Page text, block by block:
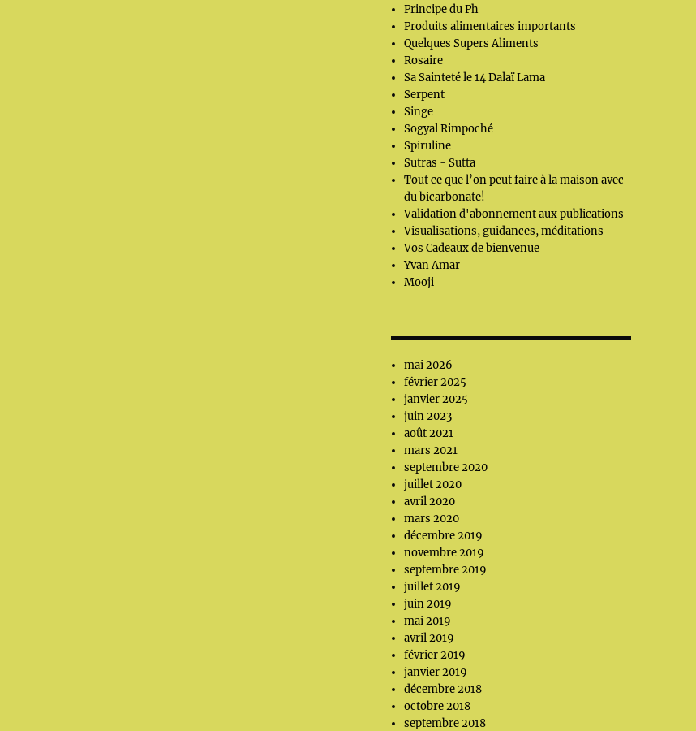
Principe du Ph
Produits alimentaires importants
Quelques Supers Aliments
Rosaire
Sa Sainteté le 14 Dalaï Lama
Serpent
Singe
Sogyal Rimpoché
Spiruline
Sutras - Sutta
Tout ce que l’on peut faire à la maison avec
du bicarbonate!
Validation d'abonnement aux publications
Visualisations, guidances, méditations
Vos Cadeaux de bienvenue
Yvan Amar
Mooji
mai 2026
février 2025
janvier 2025
juin 2023
août 2021
mars 2021
septembre 2020
juillet 2020
avril 2020
mars 2020
décembre 2019
novembre 2019
septembre 2019
juillet 2019
juin 2019
mai 2019
avril 2019
février 2019
janvier 2019
décembre 2018
octobre 2018
septembre 2018